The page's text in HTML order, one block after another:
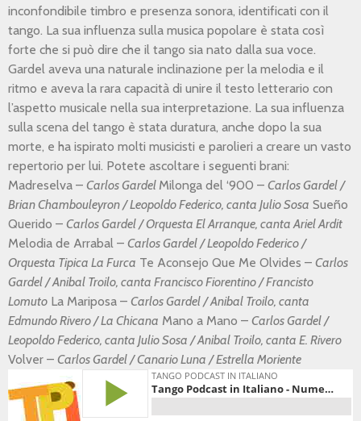
inconfondibile timbro e presenza sonora, identificati con il
tango. La sua influenza sulla musica popolare è stata così
forte che si può dire che il tango sia nato dalla sua voce.
Gardel aveva una naturale inclinazione per la melodia e il
ritmo e aveva la rara capacità di unire il testo letterario con
l’aspetto musicale nella sua interpretazione. La sua influenza
sulla scena del tango è stata duratura, anche dopo la sua
morte, e ha ispirato molti musicisti e parolieri a creare un vasto
repertorio per lui. Potete ascoltare i seguenti brani:
Madreselva – Carlos Gardel Milonga del ‘900 – Carlos Gardel /
Brian Chambouleyron / Leopoldo Federico, canta Julio Sosa Sueño
Querido – Carlos Gardel /Orquesta El Arranque, canta Ariel Ardit
Melodia de Arrabal – Carlos Gardel / Leopoldo Federico /
Orquesta Tipica La Furca Te Aconsejo Que Me Olvides – Carlos
Gardel/ Anibal Troilo, canta Francisco Fiorentino / Francisto
Lomuto La Mariposa – Carlos Gardel/ Anibal Troilo, canta
Edmundo Rivero / La Chicana Mano a Mano – Carlos Gardel/
Leopoldo Federico, canta Julio Sosa / Anibal Troilo, canta E. Rivero
Volver – Carlos Gardel/ Canario Luna / Estrella Moriente